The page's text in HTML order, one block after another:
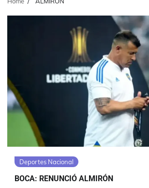
Deportes Nacional
BOCA: RENUNCIÓ ALMIRÓN